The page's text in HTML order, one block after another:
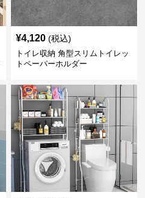
¥4,120 (税込)
トイレ収納 角型スリムトイレッ
トペーパーホルダー